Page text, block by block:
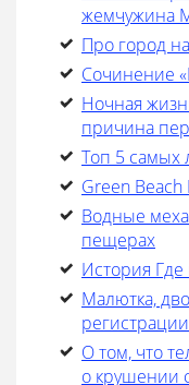
жемчужина
Про город
Cочинение
Ночная
причина
Топ 5 самых
Green
Водные
пещерах
История Где
Малютка,
О том, что
о крушении